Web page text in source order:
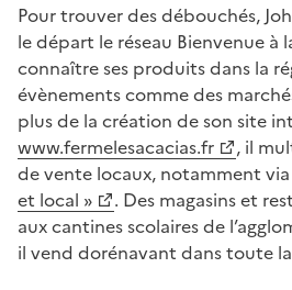
Pour trouver des débouchés,
le départ le réseau Bienvenue à
connaître ses produits dans la
évènements comme des
plus de la création de son site
www.fermelesacacias.fr
, il
de vente locaux, notamment via
et local »
. Des magasins et
aux cantines scolaires de
il vend dorénavant dans toute